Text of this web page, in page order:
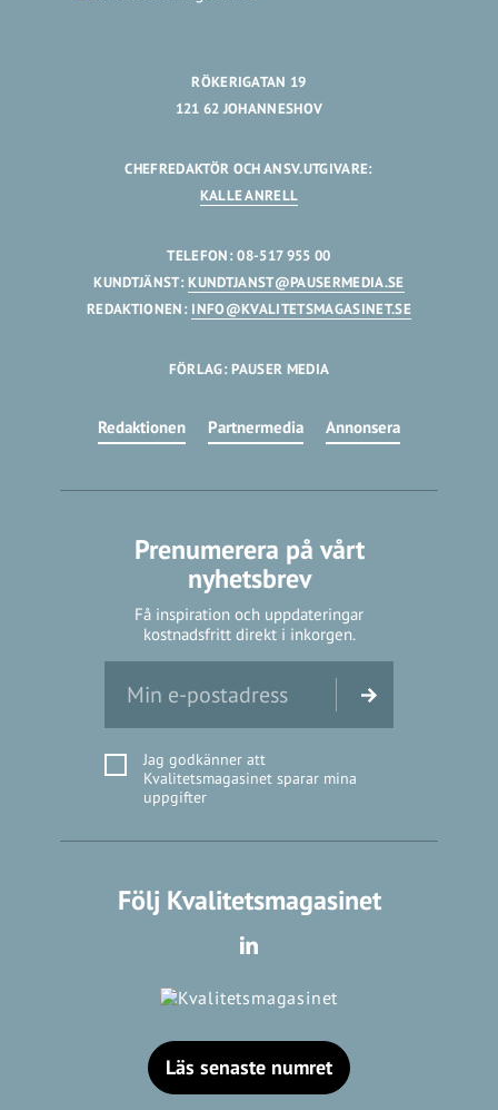
RÖKERIGATAN 19
121 62 JOHANNESHOV
CHEFREDAKTÖR OCH ANSV.UTGIVARE:
KALLE ANRELL
TELEFON: 08-517 955 00
KUNDTJÄNST:KUNDTJANST@PAUSERMEDIA.SE
REDAKTIONEN: INFO@KVALITETSMAGASINET.SE
FÖRLAG: PAUSER MEDIA
Redaktionen Partnermedia Annonsera
Prenumerera på vårt
nyhetsbrev
Få inspiration och uppdateringar
kostnadsfritt direkt i inkorgen.
Jag godkänner att
Kvalitetsmagasinet sparar mina
uppgifter
Följ Kvalitetsmagasinet
Läs senaste numret